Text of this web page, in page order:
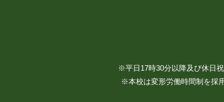
※平日17時30分以降及び休日
※本校は変形労働時間制を採